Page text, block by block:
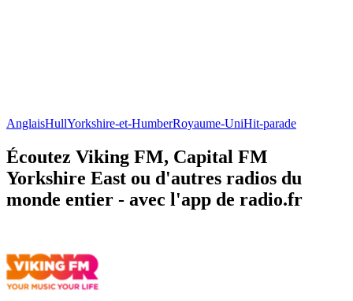
AnglaisHullYorkshire-et-HumberRoyaume-UniHit-parade
Écoutez Viking FM, Capital FM
Yorkshire East ou d'autres radios du
monde entier - avec l'app de radio.fr